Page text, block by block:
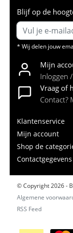
Blijf op de
* Wij delen jouw
Mijn
Inloggen
Vraag of
Contact?
Klantenservice
Mijn account
Shop de
Contactgegevens
© Copyright 2026 -
Algemene
RSS Feed